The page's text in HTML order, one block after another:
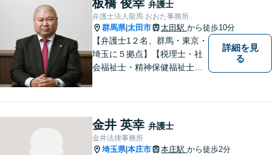
板橋 俊幸 弁護士
弁護士法人龍馬 おおた事務所
群馬県|太田市 太田駅 から徒歩10分
【弁護士1２名、群馬・東京・
埼玉に５拠点】【税理士・社
会福祉士・精神保健福祉士が
能】
詳細を見
る
金井 英幸 弁護士
金井法律事務所
埼玉県|本庄市 本庄駅 から徒歩2分